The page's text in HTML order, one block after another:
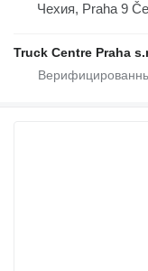
Чехия, Praha 9
Truck Centre Praha